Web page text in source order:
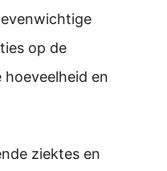
op de
en
ziektes en